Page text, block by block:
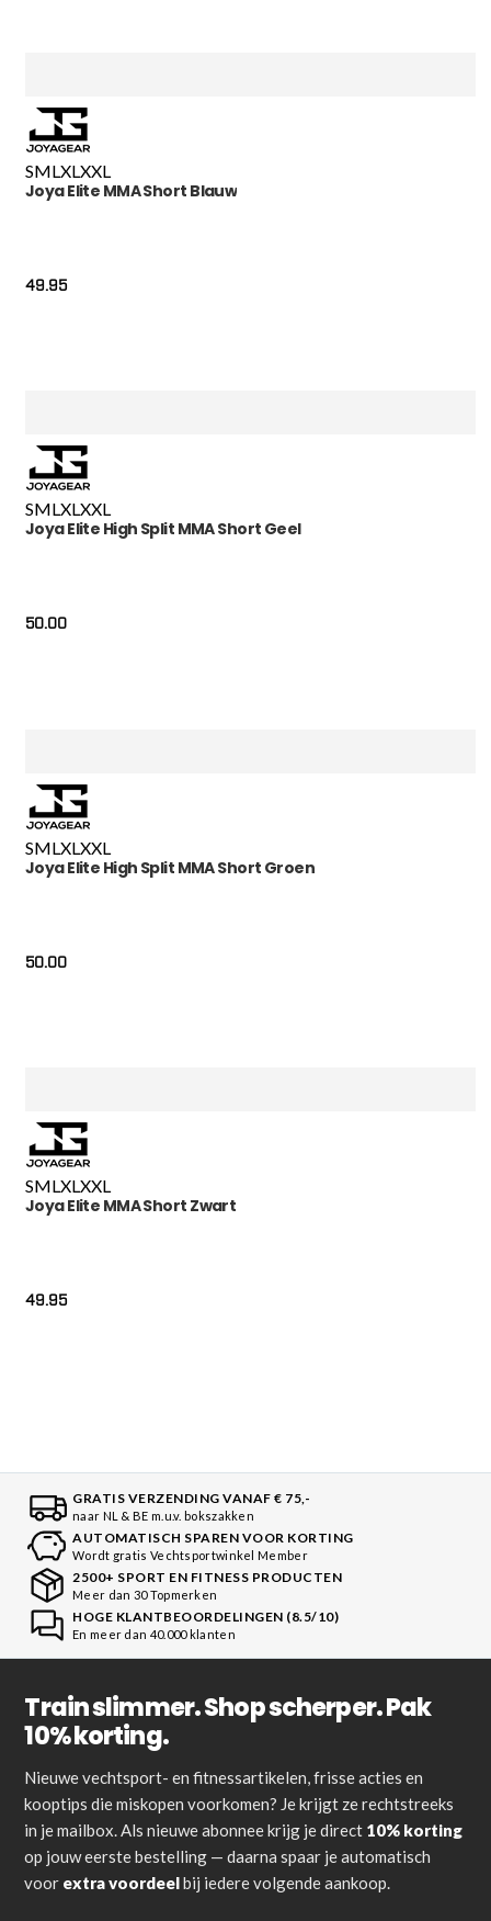
SMLXLXXL
Joya Elite MMA Short Blauw
49.95
SMLXLXXL
Joya Elite High Split MMA Short Geel
50.00
SML XL XXL
Joya Elite High Split MMA Short Groen
50.00
SMLXLXXL
Joya Elite MMA Short Zwart
49.95
GRATIS VERZENDING VANAF € 75,-
naar NL & BE m.u.v. bokszakken
AUTOMATISCH SPAREN VOOR KORTING
Wordt gratis Vechtsportwinkel Member
2500+ SPORT EN FITNESS PRODUCTEN
Meer dan 30 Topmerken
HOGE KLANTBEOORDELINGEN (8.5/10)
En meer dan 40.000 klanten
Train slimmer. Shop scherper. Pak
10% korting.
Nieuwe vechtsport- en fitnessartikelen, frisse acties en
kooptips die miskopen voorkomen? Je krijgt ze rechtstreeks
in je mailbox. Als nieuwe abonnee krijg je direct 10% korting
op jouw eerste bestelling — daarna spaar je automatisch
voor extra voordeelbij iedere volgende aankoop.